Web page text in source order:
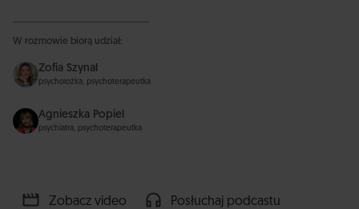
W rozmowie biorą udział:
Zofia Szynal
psycholożka, psychoterapeutka
Agnieszka Popiel
psychiatra, psychoterapeutka
Zobacz video Posłuchaj podcastu